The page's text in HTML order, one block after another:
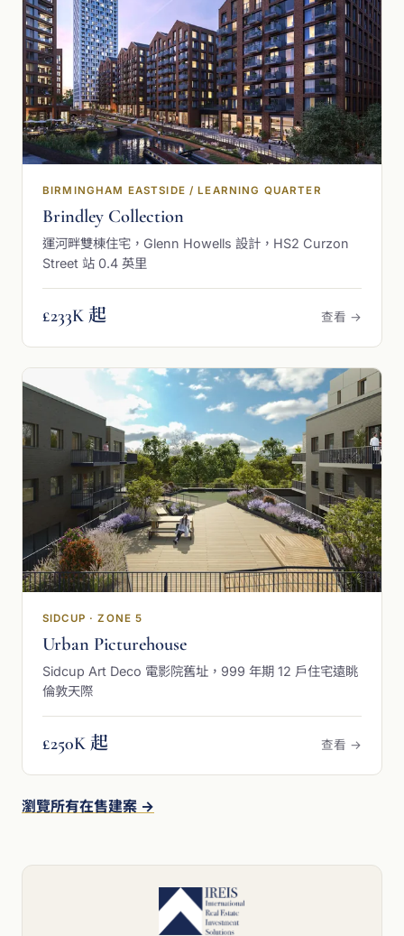
BIRMINGHAM EASTSIDE / LEARNING QUARTER
Brindley Collection
運河畔雙棟住宅，Glenn Howells 設計，HS2 Curzon
Street 站 0.4 英里
£233K 起 查看 →
SIDCUP · ZONE 5
Urban Picturehouse
Sidcup Art Deco 電影院舊址，999 年期 12 戶住宅遠眺
倫敦天際
£250K 起 查看 →
瀏覽所有在售建案 →